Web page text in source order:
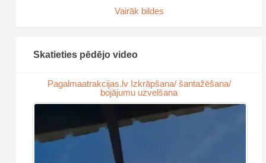
Vairāk bildes
Skatieties pēdējo video
Pagalmaatrakcijas.lv Izkrāpšana/ šantažēšana/
bojājumu uzvelšana